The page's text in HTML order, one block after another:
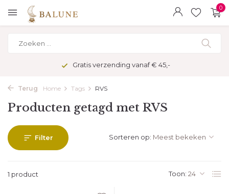
0
Gratis verzending vanaf € 45,-
Terug Home Tags RVS
Producten getagd met RVS
Filter
1 product Toon:
Sorteren op: